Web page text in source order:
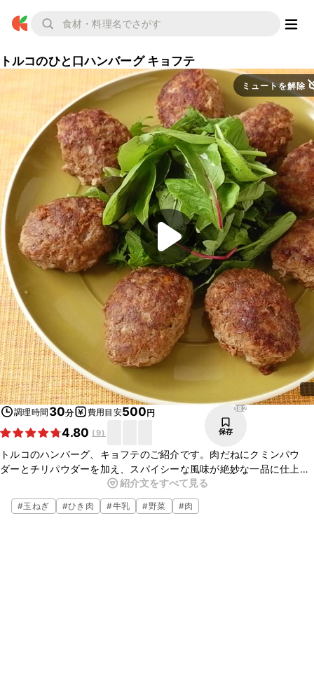
トルコのひと口ハンバーグ キョフテ
ミュートを解除
調理時間 30分 費用目安500円
4.80 (9)
182
保存
トルコのハンバーグ、キョフテのご紹介です。肉だねにクミンパウ
ダーとチリパウダーを加え、スパイシーな風味が絶妙な一品に仕上げ
ました。お酒と一緒にいかがでしょうか。いつもと違うハンバーグを
ぜひお試しください。
紹介文をすべて見る
#玉ねぎ #ひき肉 #牛乳 #野菜 #肉